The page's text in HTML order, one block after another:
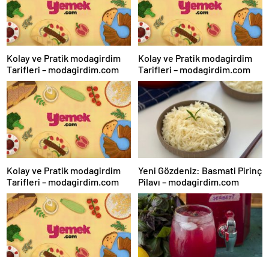
Kolay ve Pratik modagirdim
Tarifleri – modagirdim.com
Kolay ve Pratik modagirdim
Tarifleri – modagirdim.com
Kolay ve Pratik modagirdim
Tarifleri – modagirdim.com
Yeni Gözdeniz: Basmati Pirinç
Pilavı – modagirdim.com